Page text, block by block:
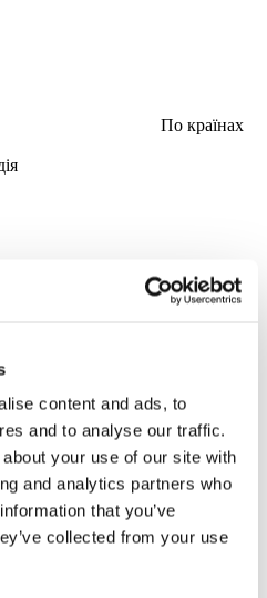
content and ads, to
and to analyse our traffic.
your use of our site with
and analytics partners who
that you’ve
collected from your use
По країнах